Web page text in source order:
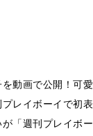
動画で公開！可
レイボーイで初
「週刊プレイボ